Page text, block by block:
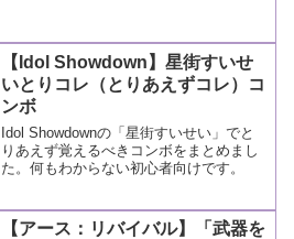
【Idol Showdown】星街すいせ
いとりコレ（とりあえずコレ）コ
ンボ
Idol Showdownの「星街すいせい」でと
りあえず覚えるべきコンボをまとめまし
た。何もわからない初心者向けです。
【アース：リバイバル】「武器を